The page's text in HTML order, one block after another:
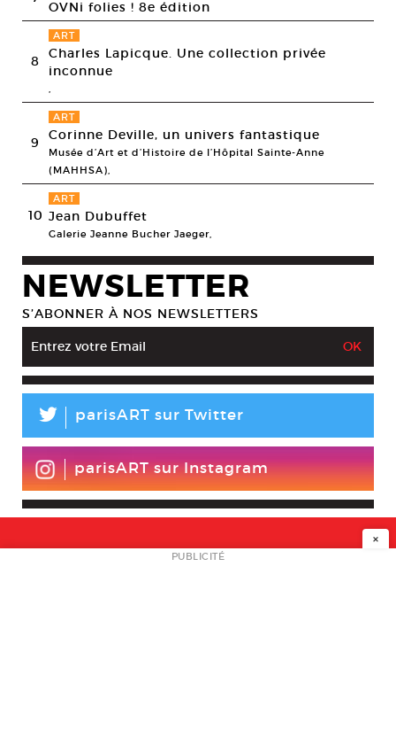
OVNi folies ! 8e édition
8
ART
Charles Lapicque. Une collection privée
inconnue
,
9
ART
Corinne Deville, un univers fantastique
Musée d’Art et d’Histoire de l’Hôpital Sainte-Anne
(MAHHSA),
10
ART
Jean Dubuffet
Galerie Jeanne Bucher Jaeger,
NEWSLETTER
S’ABONNER À NOS NEWSLETTERS
L parisART sur Twitter
parisART sur Instagram
NEWSLETTER
×
PUBLICITÉ